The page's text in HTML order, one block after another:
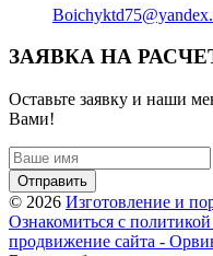
ЗАЯВКА НА
Оставьте заявку и наши
Вами!
Отправить
© 2026 Изготовление и
Ознакомиться с
продвижение сайта -